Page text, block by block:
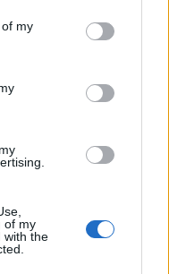
You may click to
its third-party tags to
in below Google
my
of my
with the
un ribasso del 8.3%